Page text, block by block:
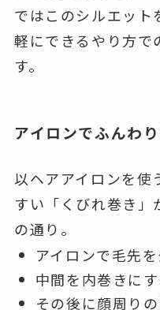
ではこのシルエット
軽にできるやり方で
す。
アイロンでふんわ
以ヘアアイロンを使
すい「くびれ巻き」
の通り。
アイロンで毛先
中間を内巻きにす
その後に顔周り